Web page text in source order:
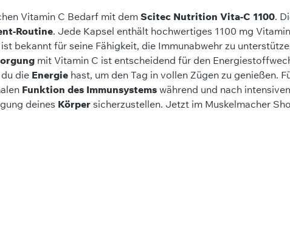
Vitamin C Bedarf mit dem Scitec Nutrition Vita-C 1100.
Routine. Jede Kapsel enthält hochwertiges 1100 mg
ist bekannt für seine Fähigkeit, die Immunabwehr zu
mit Vitamin C ist entscheidend für den
die Energie hast, um den Tag in vollen Zügen zu genießen.
Funktion des Immunsystems während und nach
deines Körper sicherzustellen. Jetzt im Muskelmacher